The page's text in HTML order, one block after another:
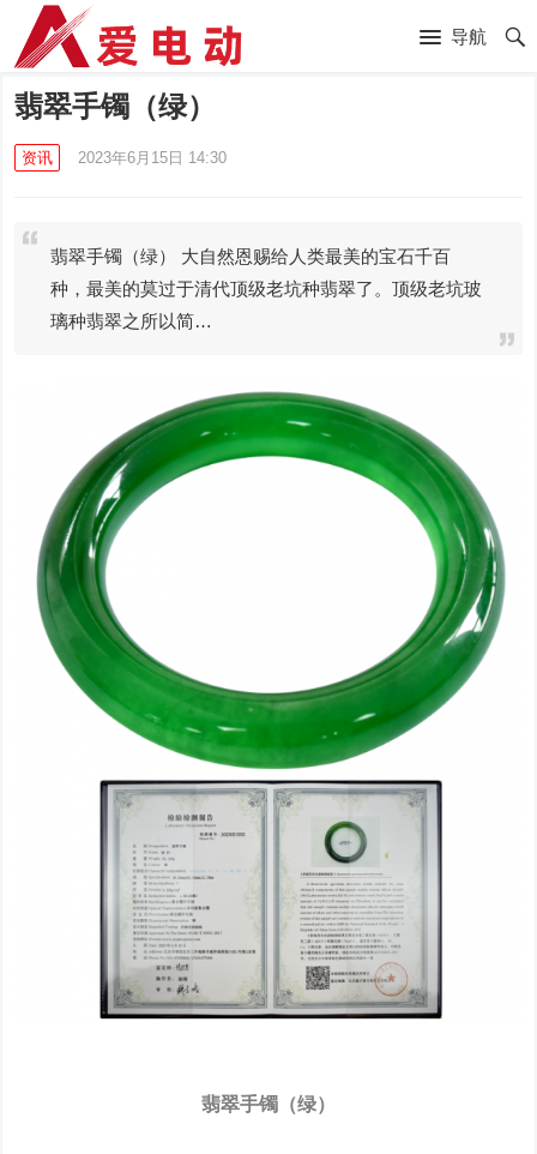
导航
翡翠手镯（绿）
资讯 2023年6月15日 14:30
翡翠手镯（绿） 大自然恩赐给人类最美的宝石千百
种，最美的莫过于清代顶级老坑种翡翠了。顶级老坑玻
璃种翡翠之所以简…
翡翠手镯（绿）